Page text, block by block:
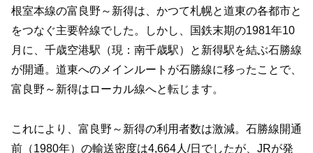
根室本線の富良野～新得は、かつて札幌と道東の各都市と
をつなぐ主要幹線でした。しかし、国鉄末期の1981年10
月に、千歳空港駅（現：南千歳駅）と新得駅を結ぶ石勝線
が開通。道東へのメインルートが石勝線に移ったことで、
富良野～新得はローカル線へと転じます。
これにより、富良野～新得の利用者数は激減。石勝線開通
前（1980年）の輸送密度は4,664人/日でしたが、JRが発